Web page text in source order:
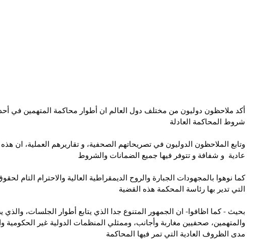
أكد ملاحظون دوليون من مختلف دول العالم ان أطوار محاكمة المتهمين في
شروط المحاكمة العادلة
وتابع الملاحظون الدوليون في تصريحاتهم الصحفية، و تقاريرهم العملية، ان
عادية  و شفافة و تتوفر فيها جميع الضمانات والشروط
كما نوهوا بالمجهودات الجبارة والروح الديمقراطية العالية والاحترام التام
التي تدير بها رئاسة المحكمة هذه القضية
بحيث - كما اظافوا- ان الجمهور المتنوع جدا الذي يتابع أطوار الجلسات، والذي
والمتهمين، صحفيين مغاربة وأجانب، وممثلي المنظمات الدولية غير الحكومية
مدى الظروف العادية التي تمر فيها المحاكمة